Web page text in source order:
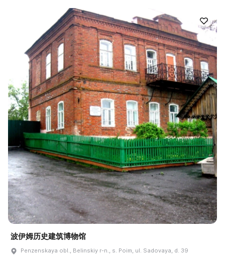
波伊姆历史建筑博物馆
Penzenskaya obl., Belinskiy r-n., s. Poim, ul. Sadovaya, d. 39